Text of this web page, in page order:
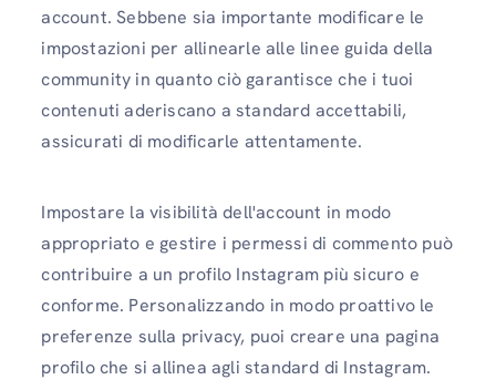
account. Sebbene sia importante modificare le
impostazioni per allinearle alle linee guida della
community in quanto ciò garantisce che i tuoi
contenuti aderiscano a standard accettabili,
assicurati di modificarle attentamente.
Impostare la visibilità dell'account in modo
appropriato e gestire i permessi di commento può
contribuire a un profilo Instagram più sicuro e
conforme. Personalizzando in modo proattivo le
preferenze sulla privacy, puoi creare una pagina
profilo che si allinea agli standard di Instagram.